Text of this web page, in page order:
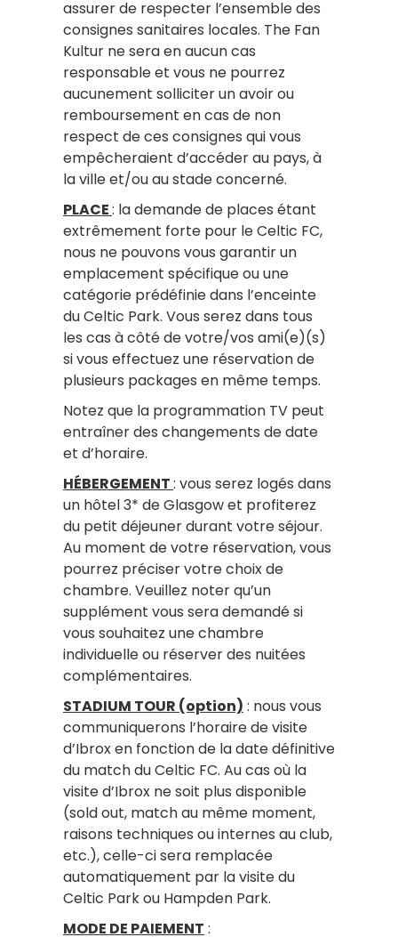
assurer de respecter l’ensemble des
consignes sanitaires locales. The Fan
Kultur ne sera en aucun cas
responsable et vous ne pourrez
aucunement solliciter un avoir ou
remboursement en cas de non
respect de ces consignes qui vous
empêcheraient d’accéder au pays, à
la ville et/ou au stade concerné.
PLACE: la demande de places étant
extrêmement forte pour le Celtic FC,
nous ne pouvons vous garantir un
emplacement spécifique ou une
catégorie prédéfinie dans l’enceinte
du Celtic Park. Vous serez dans tous
les cas à côté de votre/vos ami(e)(s)
si vous effectuez une réservation de
plusieurs packages en même temps.
Notez que la programmation TV peut
entraîner des changements de date
et d’horaire.
HÉBERGEMENT: vous serez logés dans
un hôtel 3* de Glasgow et profiterez
du petit déjeuner durant votre séjour.
Au moment de votre réservation, vous
pourrez préciser votre choix de
chambre. Veuillez noter qu’un
supplément vous sera demandé si
vous souhaitez une chambre
individuelle ou réserver des nuitées
complémentaires.
STADIUM TOUR (option) : nous vous
communiquerons l’horaire de visite
d’Ibrox en fonction de la date définitive
du match du Celtic FC. Au cas où la
visite d’Ibrox ne soit plus disponible
(sold out, match au même moment,
raisons techniques ou internes au club,
etc.), celle-ci sera remplacée
automatiquement par la visite du
Celtic Park ou Hampden Park.
MODE DE PAIEMENT :